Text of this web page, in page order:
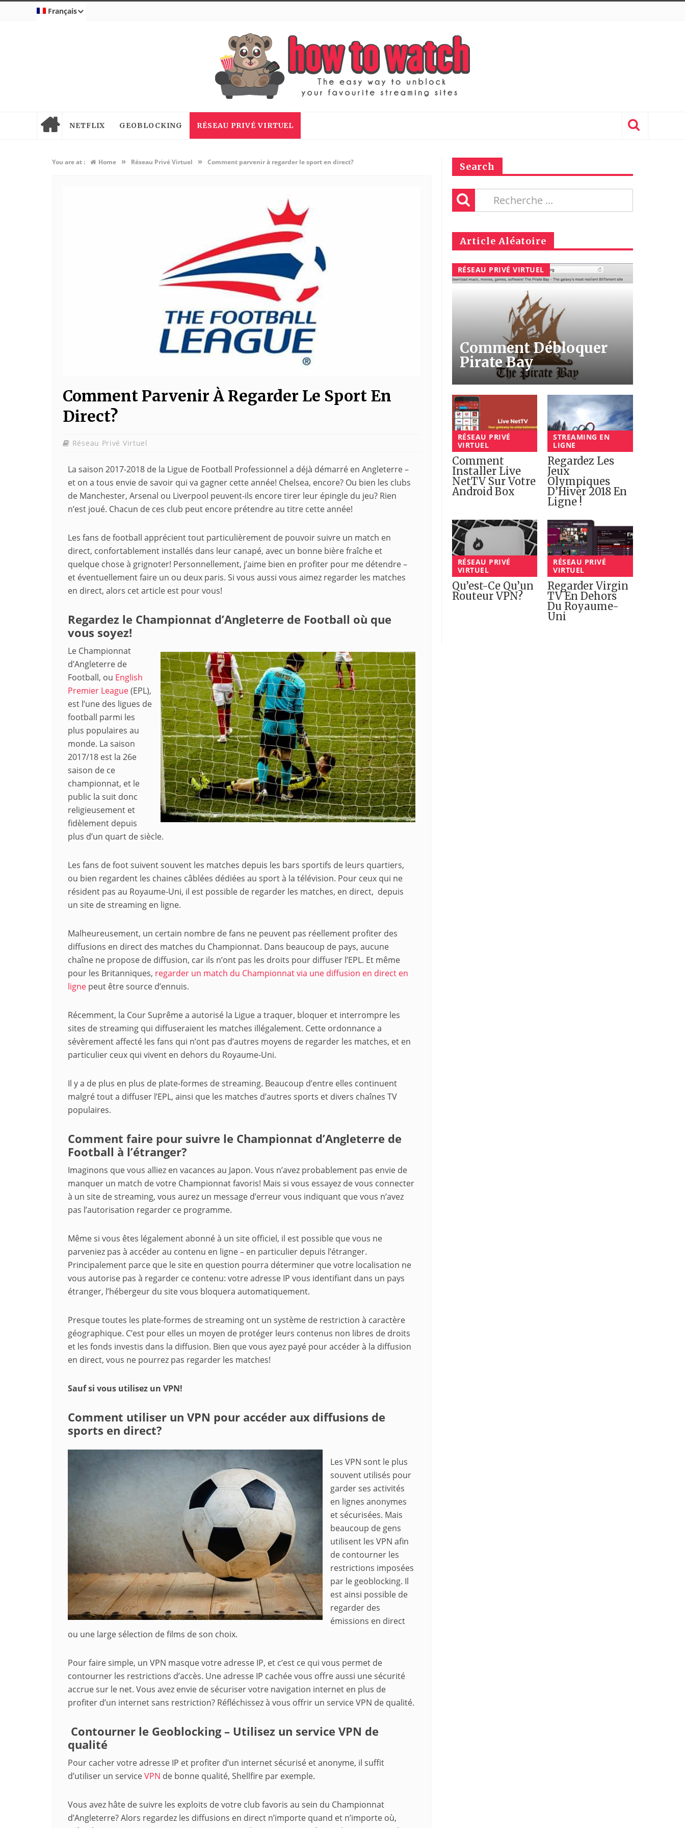
Français
NETFLIX GEOBLOCKING RÉSEAU PRIVÉ VIRTUEL
You are at : Home » Réseau Privé Virtuel » Comment parvenir à regarder le sport en direct?
Comment Parvenir À Regarder Le Sport En
Direct?
Réseau Privé Virtuel
La saison 2017-2018 de la Ligue de Football Professionnel a déjà démarré en Angleterre –
et on a tous envie de savoir qui va gagner cette année! Chelsea, encore? Ou bien les clubs
de Manchester, Arsenal ou Liverpool peuvent-ils encore tirer leur épingle du jeu? Rien
n’est joué. Chacun de ces club peut encore prétendre au titre cette année!
Les fans de football apprécient tout particulièrement de pouvoir suivre un match en
direct, confortablement installés dans leur canapé, avec un bonne bière fraîche et
quelque chose à grignoter! Personnellement, j’aime bien en profiter pour me détendre –
et éventuellement faire un ou deux paris. Si vous aussi vous aimez regarder les matches
en direct, alors cet article est pour vous!
Regardez le Championnat d’Angleterre de Football où que
vous soyez!
Le Championnat
d’Angleterre de
Football, ou English
Premier League(EPL),
est l’une des ligues de
football parmi les
plus populaires au
monde. La saison
2017/18 est la 26e
saison de ce
championnat, et le
public la suit donc
religieusement et
fidèlement depuis
plus d’un quart de siècle.
Les fans de foot suivent souvent les matches depuis les bars sportifs de leurs quartiers,
ou bien regardent les chaines câblées dédiées au sport à la télévision. Pour ceux qui ne
résident pas au Royaume-Uni, il est possible de regarder les matches, en direct, depuis
un site de streaming en ligne.
Malheureusement, un certain nombre de fans ne peuvent pas réellement profiter des
diffusions en direct des matches du Championnat. Dans beaucoup de pays, aucune
chaîne ne propose de diffusion, car ils n’ont pas les droits pour diffuser l’EPL. Et même
pour les Britanniques, regarder un match du Championnat via une diffusion en direct en
ligne peut être source d’ennuis.
Récemment, la Cour Suprême a autorisé la Ligue a traquer, bloquer et interrompre les
sites de streaming qui diffuseraient les matches illégalement. Cette ordonnance a
sévèrement affecté les fans qui n’ont pas d’autres moyens de regarder les matches, et en
particulier ceux qui vivent en dehors du Royaume-Uni.
Il y a de plus en plus de plate-formes de streaming. Beaucoup d’entre elles continuent
malgré tout a diffuser l’EPL, ainsi que les matches d’autres sports et divers chaînes TV
populaires.
Comment faire pour suivre le Championnat d’Angleterre de
Football à l’étranger?
Imaginons que vous alliez en vacances au Japon. Vous n’avez probablement pas envie de
manquer un match de votre Championnat favoris! Mais si vous essayez de vous connecter
à un site de streaming, vous aurez un message d’erreur vous indiquant que vous n’avez
pas l’autorisation regarder ce programme.
Même si vous êtes légalement abonné à un site officiel, il est possible que vous ne
parveniez pas à accéder au contenu en ligne – en particulier depuis l’étranger.
Principalement parce que le site en question pourra déterminer que votre localisation ne
vous autorise pas à regarder ce contenu: votre adresse IP vous identifiant dans un pays
étranger, l’hébergeur du site vous bloquera automatiquement.
Presque toutes les plate-formes de streaming ont un système de restriction à caractère
géographique. C’est pour elles un moyen de protéger leurs contenus non libres de droits
et les fonds investis dans la diffusion. Bien que vous ayez payé pour accéder à la diffusion
en direct, vous ne pourrez pas regarder les matches!
Sauf si vous utilisez un VPN!
Comment utiliser un VPN pour accéder aux diffusions de
sports en direct?
Les VPN sont le plus
souvent utilisés pour
garder ses activités
en lignes anonymes
et sécurisées. Mais
beaucoup de gens
utilisent les VPN afin
de contourner les
restrictions imposées
par le geoblocking. Il
est ainsi possible de
regarder des
émissions en direct
ou une large sélection de films de son choix.
Pour faire simple, un VPN masque votre adresse IP, et c’est ce qui vous permet de
contourner les restrictions d’accès. Une adresse IP cachée vous offre aussi une sécurité
accrue sur le net. Vous avez envie de sécuriser votre navigation internet en plus de
profiter d’un internet sans restriction? Réfléchissez à vous offrir un service VPN de qualité.
Contourner le Geoblocking – Utilisez un service VPN de
qualité
Pour cacher votre adresse IP et profiter d’un internet sécurisé et anonyme, il suffit
d’utiliser un serviceVPN de bonne qualité, Shellfire par exemple.
Vous avez hâte de suivre les exploits de votre club favoris au sein du Championnat
d’Angleterre? Alors regardez les diffusions en direct n’importe quand et n’importe où,
Search
Article Aléatoire
RÉSEAU PRIVÉ VIRTUEL
Comment Débloquer
Pirate Bay
RÉSEAU PRIVÉ
VIRTUEL
Comment
Installer Live
NetTV Sur Votre
Android Box
STREAMING EN
LIGNE
Regardez Les
Jeux
Olympiques
D’Hiver 2018 En
Ligne !
RÉSEAU PRIVÉ
VIRTUEL
Qu’est-Ce Qu’un
Routeur VPN?
RÉSEAU PRIVÉ
VIRTUEL
Regarder Virgin
TV En Dehors
Du Royaume-
Uni